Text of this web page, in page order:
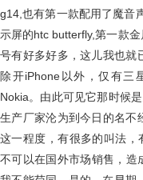
g14,也有第一款配用了魔音
示屏的htc butterfly,第一款
号有好多好多，这儿我也就
除开iPhone以外，仅有三
Nokia。由此可见它那时候
生产厂家沦为到今日的名不
这一程度，有很多的叫法，
不可以在国外市场销售，造